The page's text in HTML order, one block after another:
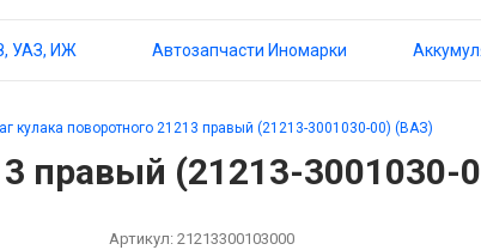
УАЗ, ИЖ Автозапчасти Иномарки
кулака поворотного 21213 правый (21213-3001030-00) (ВАЗ)
правый (21213-3001030-
Артикул: 21213300103000